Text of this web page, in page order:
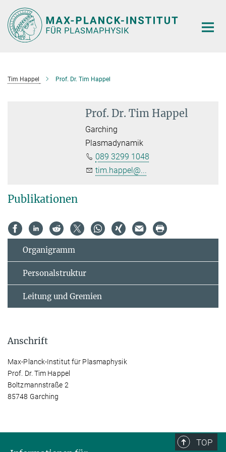
Hauptinhalt
Tim Happel Prof. Dr. Tim Happel
Prof. Dr. Tim Happel
Garching
Plasmadynamik
089 3299 1048
tim.happel@...
Publikationen
Organigramm
Personalstruktur
Leitung und Gremien
Anschrift
Max-Planck-Institut für Plasmaphysik
Prof. Dr. Tim Happel
Boltzmannstraße 2
85748 Garching
TOP